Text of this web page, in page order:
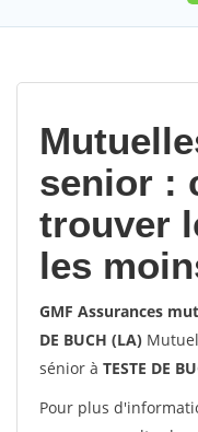
senior :
trouver
les
GMF Assurances
DE BUCH (LA)
sénior à TESTE DE
Pour plus